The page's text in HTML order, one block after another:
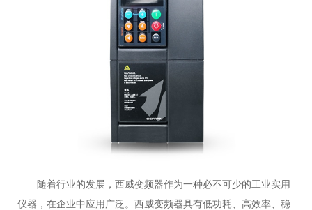
随着行业的发展，西威变频器作为一种必不可少的工业实用
仪器，在企业中应用广泛。西威变频器具有低功耗、高效率、稳